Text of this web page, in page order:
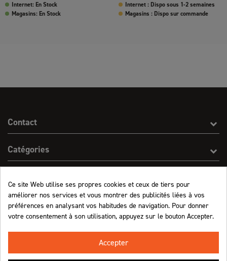
Internet: En Stock
Magasins: En Stock
Internet : Dispo sous 1-2 semaines
Magasins : Dispo sur commande
Contact
Catégories
Informations
Ce site Web utilise ses propres cookies et ceux de tiers pour
améliorer nos services et vous montrer des publicités liées à vos
préférences en analysant vos habitudes de navigation. Pour donner
votre consentement à son utilisation, appuyez sur le bouton Accepter.
Accepter